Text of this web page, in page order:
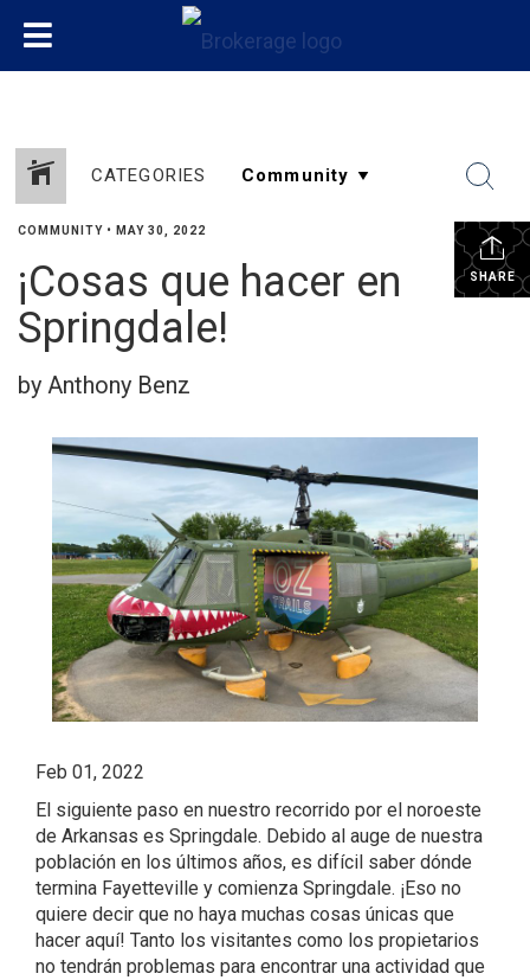
CATEGORIES
SHARE
COMMUNITY • MAY 30, 2022
¡Cosas que hacer en
Springdale!
by Anthony Benz
Feb 01, 2022
El siguiente paso en nuestro recorrido por el noroeste
de Arkansas es Springdale. Debido al auge de nuestra
población en los últimos años, es difícil saber dónde
termina Fayetteville y comienza Springdale. ¡Eso no
quiere decir que no haya muchas cosas únicas que
hacer aquí! Tanto los visitantes como los propietarios
no tendrán problemas para encontrar una actividad que